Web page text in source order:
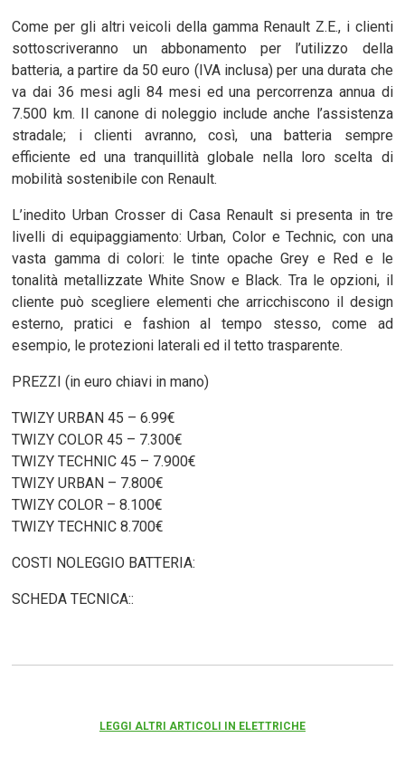
Come per gli altri veicoli della gamma Renault Z.E., i clienti
sottoscriveranno un abbonamento per l’utilizzo della
batteria, a partire da 50 euro (IVA inclusa) per una durata che
va dai 36 mesi agli 84 mesi ed una percorrenza annua di
7.500 km. Il canone di noleggio include anche l’assistenza
stradale; i clienti avranno, così, una batteria sempre
efficiente ed una tranquillità globale nella loro scelta di
mobilità sostenibile con Renault.
L’inedito Urban Crosser di Casa Renault si presenta in tre
livelli di equipaggiamento: Urban, Color e Technic, con una
vasta gamma di colori: le tinte opache Grey e Red e le
tonalità metallizzate White Snow e Black. Tra le opzioni, il
cliente può scegliere elementi che arricchiscono il design
esterno, pratici e fashion al tempo stesso, come ad
esempio, le protezioni laterali ed il tetto trasparente.
PREZZI (in euro chiavi in mano)
TWIZY URBAN 45 – 6.99€
TWIZY COLOR 45 – 7.300€
TWIZY TECHNIC 45 – 7.900€
TWIZY URBAN – 7.800€
TWIZY COLOR – 8.100€
TWIZY TECHNIC 8.700€
COSTI NOLEGGIO BATTERIA:
SCHEDA TECNICA::
LEGGI ALTRI ARTICOLI IN ELETTRICHE